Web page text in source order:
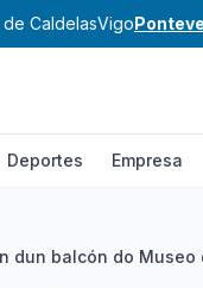
CaldelasVigo
Deportes Empresa
dun balcón do Museo